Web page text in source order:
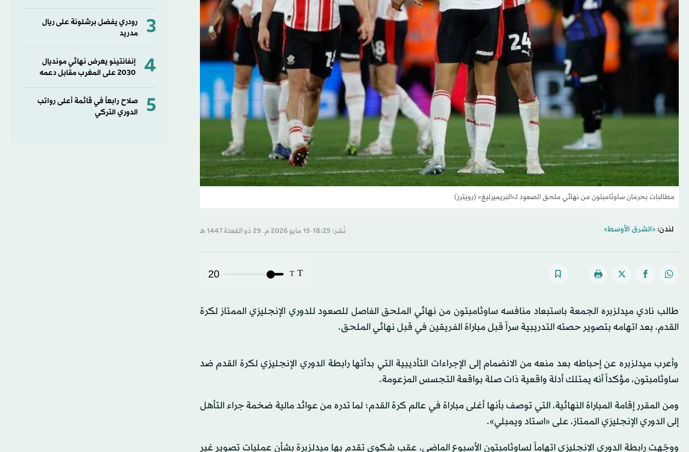
مطالبات بحرمان ساوثامبتون من نهائي ملحق الصعود لـ«البريميرليغ» (رويترز)
لندن: «الشرق الأوسط» نُشر: 18:25-15 مايو 2026 م ـ 29 ذو القِعدة 1447 هـ
T
T
20
طالب نادي ميدلزبره الجمعة باستبعاد منافسه ساوثامبتون من نهائي الملحق الفاصل للصعود للدوري الإنجليزي الممتاز لكرة
القدم، بعد اتهامه بتصوير حصته التدريبية سراً قبل مباراة الفريقين في قبل نهائي الملحق.
وأعرب ميدلزبره عن إحباطه بعد منعه من الانضمام إلى الإجراءات التأديبية التي بدأتها رابطة الدوري الإنجليزي لكرة القدم ضد
ساوثامبتون، مؤكداً أنه يمتلك أدلة واقعية ذات صلة بواقعة التجسس المزعومة.
ومن المقرر إقامة المباراة النهائية، التي توصف بأنها أغلى مباراة في عالم كرة القدم؛ لما تدره من عوائد مالية ضخمة جراء التأهل
إلى الدوري الإنجليزي الممتاز، على «استاد ويمبلي».
ووجّهت رابطة الدوري الإنجليزي اتهاماً لساوثامبتون الأسبوع الماضي، عقب شكوى تقدم بها ميدلزبرة بشأن عمليات تصوير غير
3
رودري يفضل برشلونة على ريال
مدريد
4
إنفانتينو يعرض نهائي مونديال
2030 على المغرب مقابل دعمه
5
صلاح رابعاً في قائمة أعلى رواتب
الدوري التركي